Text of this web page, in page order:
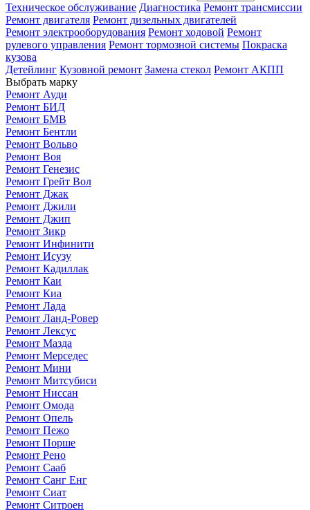
Техническое обслуживание Диагностика Ремонт трансмиссии
Ремонт двигателя Ремонт дизельных двигателей
Ремонт электрооборудования Ремонт ходовой Ремонт
рулевого управления Ремонт тормозной системы Покраска
кузова
Детейлинг Кузовной ремонт Замена стекол Ремонт АКПП
Выбрать марку
Ремонт Ауди
Ремонт БИД
Ремонт БМВ
Ремонт Бентли
Ремонт Вольво
Ремонт Воя
Ремонт Генезис
Ремонт Грейт Вол
Ремонт Джак
Ремонт Джили
Ремонт Джип
Ремонт Зикр
Ремонт Инфинити
Ремонт Исузу
Ремонт Кадиллак
Ремонт Каи
Ремонт Киа
Ремонт Лада
Ремонт Ланд-Ровер
Ремонт Лексус
Ремонт Мазда
Ремонт Мерседес
Ремонт Мини
Ремонт Митсубиси
Ремонт Ниссан
Ремонт Омода
Ремонт Опель
Ремонт Пежо
Ремонт Порше
Ремонт Рено
Ремонт Сааб
Ремонт Санг Енг
Ремонт Сиат
Ремонт Ситроен